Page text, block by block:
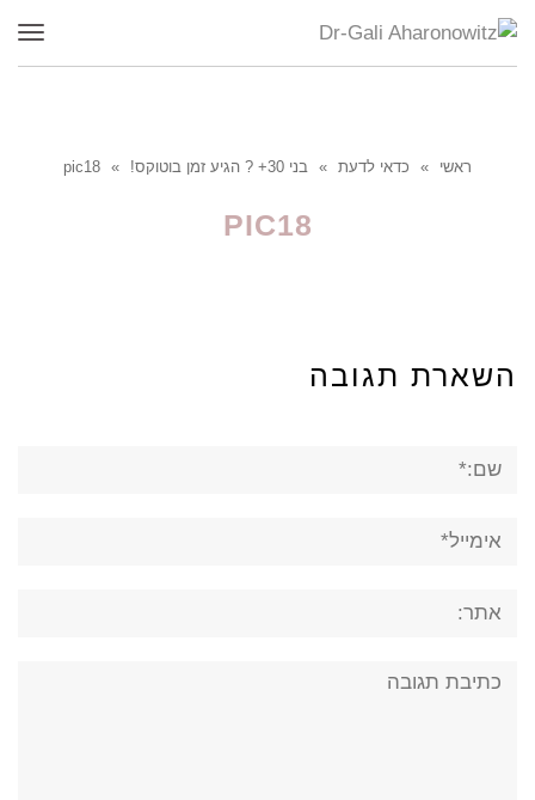
ראשי » כדאי לדעת » בני 30+ ? הגיע זמן בוטוקס! »
pic18
PIC18
השארת תגובה